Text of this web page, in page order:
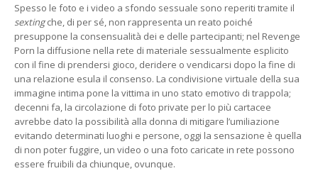
Spesso le foto e i video a sfondo sessuale sono reperiti tramite il
sextingche, di per sé, non rappresenta un reato poiché
presuppone la consensualità dei e delle partecipanti; nel Revenge
Porn la diffusione nella rete di materiale sessualmente esplicito
con il fine di prendersi gioco, deridere o vendicarsi dopo la fine di
una relazione esula il consenso. La condivisione virtuale della sua
immagine intima pone la vittima in uno stato emotivo di trappola;
decenni fa, la circolazione di foto private per lo più cartacee
avrebbe dato la possibilità alla donna di mitigare l’umiliazione
evitando determinati luoghi e persone, oggi la sensazione è quella
di non poter fuggire, un video o una foto caricate in rete possono
essere fruibili da chiunque, ovunque.